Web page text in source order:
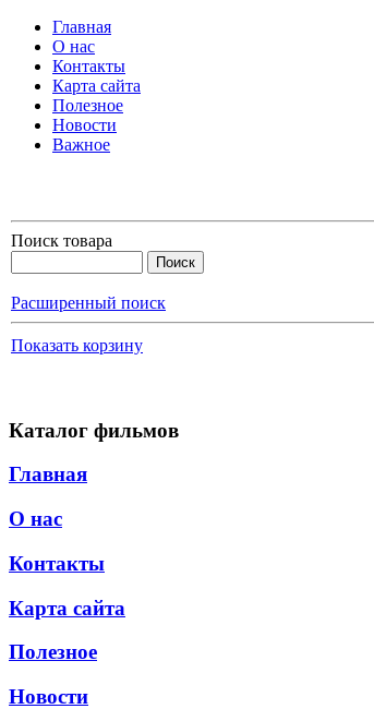
Главная
О нас
Контакты
Карта сайта
Полезное
Новости
Важное
Поиск товара
Расширенный поиск
Показать корзину
Каталог фильмов
Главная
О нас
Контакты
Карта сайта
Полезное
Новости